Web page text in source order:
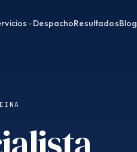
DespachoResultadosBlog